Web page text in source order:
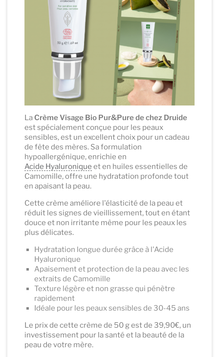
La Crème Visage Bio Pur&Pure de chez Druide
est spécialement conçue pour les peaux
sensibles, est un excellent choix pour un cadeau
de fête des mères. Sa formulation
hypoallergénique, enrichie en
Acide Hyaluronique et en huiles essentielles de
Camomille, offre une hydratation profonde tout
en apaisant la peau.
Cette crème améliore l'élasticité de la peau et
réduit les signes de vieillissement, tout en étant
douce et non irritante même pour les peaux les
plus délicates.
Hydratation longue durée grâce à l'Acide
Hyaluronique
Apaisement et protection de la peau avec les
extraits de Camomille
Texture légère et non grasse qui pénètre
rapidement
Idéale pour les peaux sensibles de 30-45 ans
Le prix de cette crème de 50 g est de 39,90€, un
investissement pour la santé et la beauté de la
peau de votre mère.